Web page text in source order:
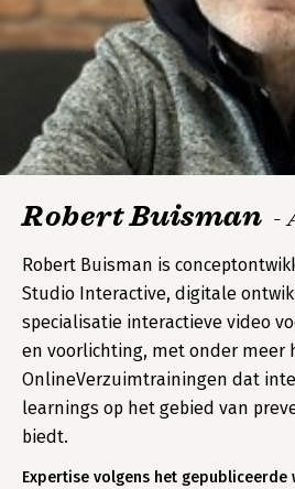
Robert Buisman -
Robert Buisman is
Studio Interactive, digitale
specialisatie interactieve video
en voorlichting, met onder meer
OnlineVerzuimtrainingen dat
learnings op het gebied van
biedt.
Expertise volgens het gepubliceerde